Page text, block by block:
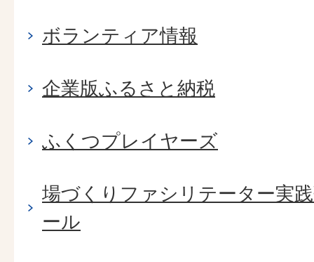
ボランティア情報
企業版ふるさと納税
ふくつプレイヤーズ
場づくりファシリテーター実
ール